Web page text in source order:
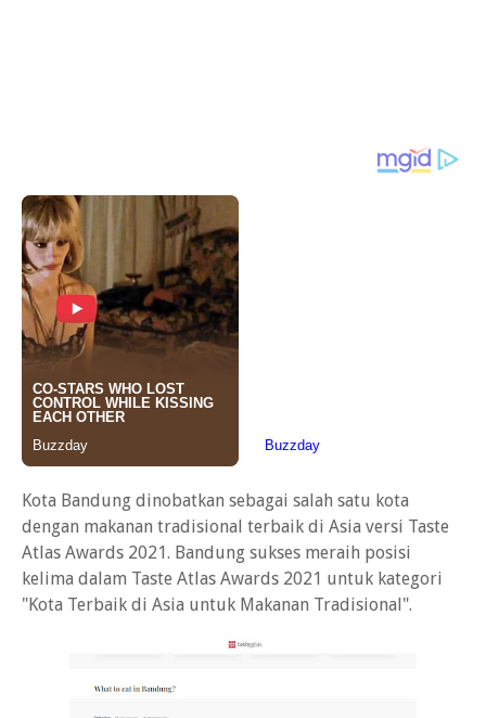
Kota Bandung dinobatkan sebagai salah satu kota
dengan makanan tradisional terbaik di Asia versi Taste
Atlas Awards 2021. Bandung sukses meraih posisi
kelima dalam Taste Atlas Awards 2021 untuk kategori
"Kota Terbaik di Asia untuk Makanan Tradisional".